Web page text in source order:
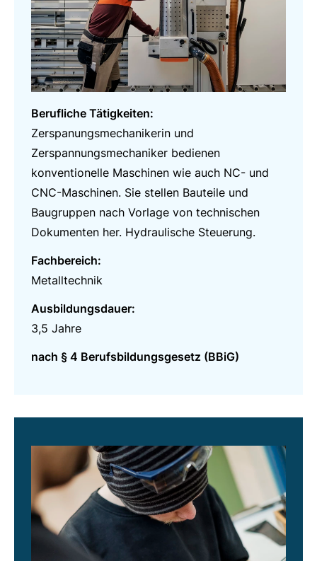
Berufliche Tätigkeiten:
Zerspanungsmechanikerin und
Zerspannungsmechaniker bedienen
konventionelle Maschinen wie auch NC- und
CNC-Maschinen. Sie stellen Bauteile und
Baugruppen nach Vorlage von technischen
Dokumenten her. Hydraulische Steuerung.
Fachbereich:
Metalltechnik
Ausbildungsdauer:
3,5 Jahre
nach § 4 Berufsbildungsgesetz (BBiG)